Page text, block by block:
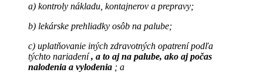
a) kontroly nákladu, kontajnerov a prepravy;
b) lekárske prehliadky osôb na palube;
c) uplatňovanie iných zdravotných opatrení podľa
týchto nariadení, a to aj na palube, ako aj počas
nalodenia a vylodenia ; a